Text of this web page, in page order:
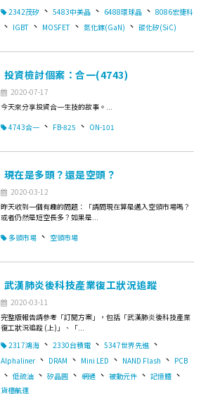
2342茂矽 、 5483中美晶 、 6488環球晶 、 8086宏捷科
、 IGBT 、 MOSFET 、 氮化鎵(GaN) 、 碳化矽(SiC)
投資檢討個案：合一(4743)
2020-07-17
今天來分享投資合一生技的故事。...
4743合一 、 FB-825 、 ON-101
現在是多頭？還是空頭？
2020-03-12
昨天收到一個有趣的問題：「請問現在算是邁入空頭市場嗎？
或者仍然是短空長多？如果是...
多頭市場 、 空頭市場
武漢肺炎後科技產業復工狀況追蹤
2020-03-11
完整版報告請參考「訂閱方案」，包括「武漢肺炎後科技產業
復工狀況追蹤 (上)」、「...
2317鴻海 、 2330台積電 、 5347世界先進 、
Alphaliner 、 DRAM 、 Mini LED 、 NAND Flash 、 PCB
、 低硫油 、 矽晶圓 、 網通 、 被動元件 、 記憶體 、
貨櫃航運